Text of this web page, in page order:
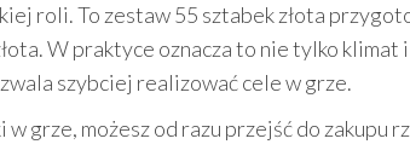
roli. To zestaw 55 sztabek złota
W praktyce oznacza to nie tylko klimat i
szybciej realizować cele w grze.
grze, możesz od razu przejść do zakupu